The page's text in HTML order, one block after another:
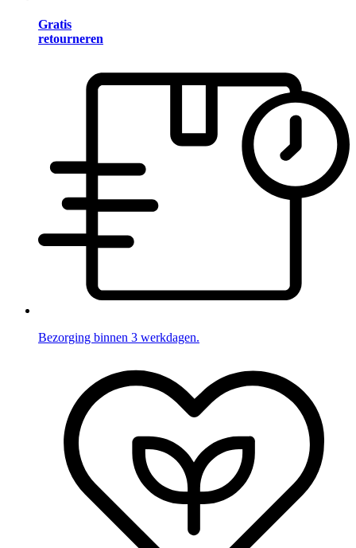
Gratis
retourneren
Bezorging binnen 3 werkdagen.